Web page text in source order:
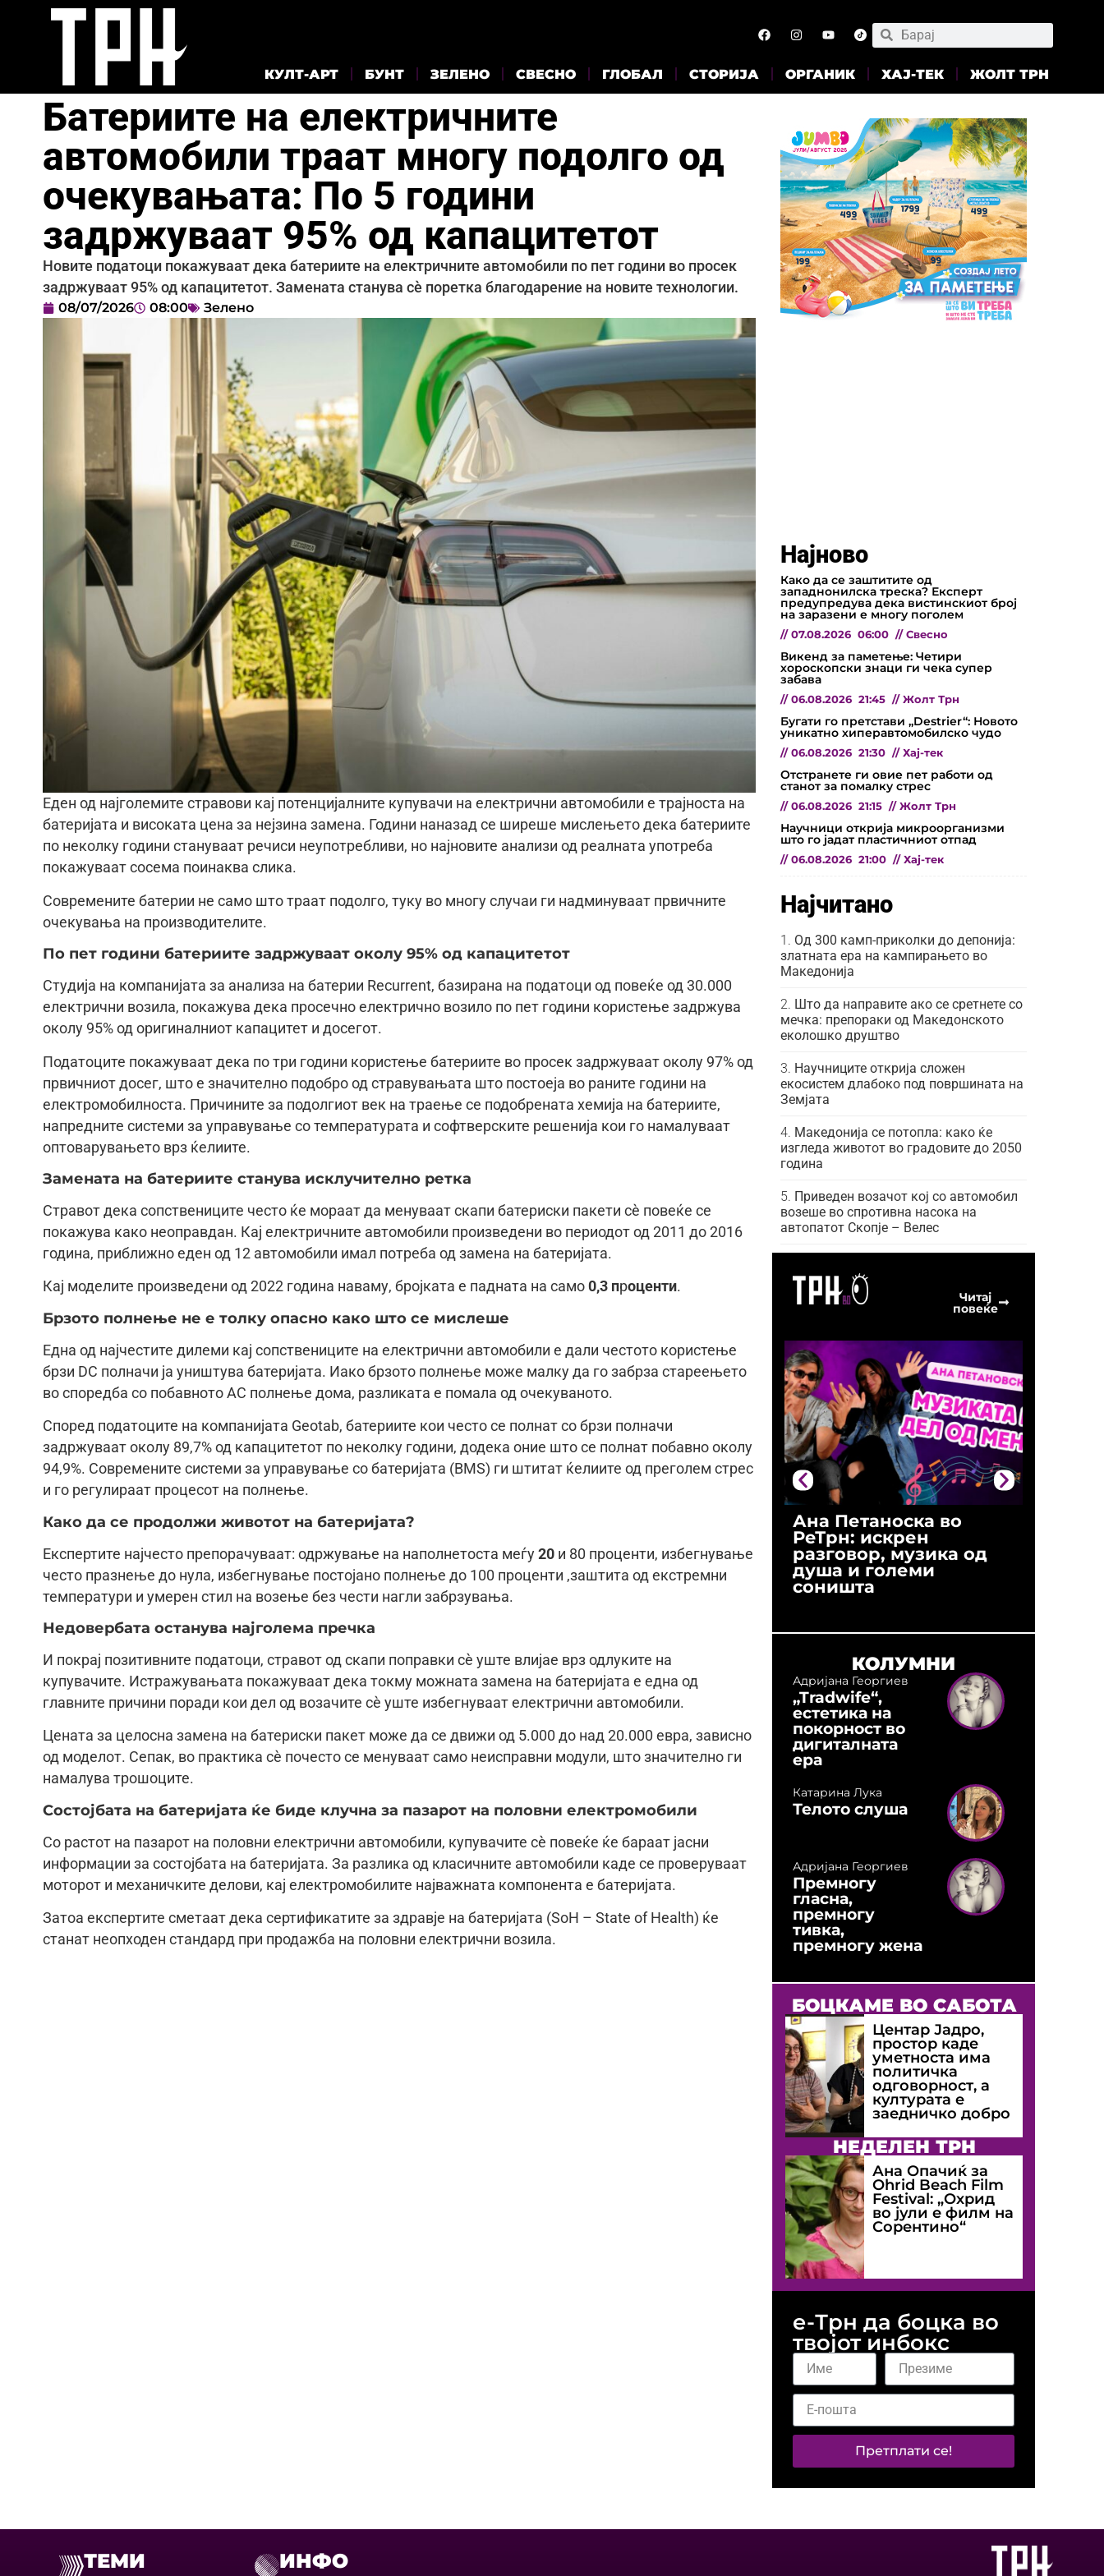
КУЛТ-АРТ БУНТ ЗЕЛЕНО СВЕСНО ГЛОБАЛ СТОРИЈА ОРГАНИК ХАЈ-ТЕК ЖОЛТ ТРН
Батериите на електричните
автомобили траат многу подолго од
очекувањата: По 5 години
задржуваат 95% од капацитетот
Новите податоци покажуваат дека батериите на електричните автомобили по пет години во просек
задржуваат 95% од капацитетот. Замената станува сè поретка благодарение на новите технологии.
08/07/2026 08:00 Зелено
Еден од најголемите стравови кај потенцијалните купувачи на електрични автомобили е трајноста на
батеријата и високата цена за нејзина замена. Години наназад се ширеше мислењето дека батериите
по неколку години стануваат речиси неупотребливи, но најновите анализи од реалната употреба
покажуваат сосема поинаква слика.
Современите батерии не само што траат подолго, туку во многу случаи ги надминуваат првичните
очекувања на производителите.
По пет години батериите задржуваат околу 95% од капацитетот
Студија на компанијата за анализа на батерии Recurrent, базирана на податоци од повеќе од 30.000
електрични возила, покажува дека просечно електрично возило по пет години користење задржува
околу 95% од оригиналниот капацитет и досегот.
Податоците покажуваат дека по три години користење батериите во просек задржуваат околу 97% од
првичниот досег, што е значително подобро од стравувањата што постоеја во раните години на
електромобилноста. Причините за подолгиот век на траење се подобрената хемија на батериите,
напредните системи за управување со температурата и софтверските решенија кои го намалуваат
оптоварувањето врз ќелиите.
Замената на батериите станува исклучително ретка
Стравот дека сопствениците често ќе мораат да менуваат скапи батериски пакети сè повеќе се
покажува како неоправдан. Кај електричните автомобили произведени во периодот од 2011 до 2016
година, приближно еден од 12 автомобили имал потреба од замена на батеријата.
Кај моделите произведени од 2022 година наваму, бројката е падната на само 0,3 проценти.
Брзото полнење не е толку опасно како што се мислеше
Една од најчестите дилеми кај сопствениците на електрични автомобили е дали честото користење
брзи DC полначи ја уништува батеријата. Иако брзото полнење може малку да го забрза стареењето
во споредба со побавното AC полнење дома, разликата е помала од очекуваното.
Според податоците на компанијата Geotab, батериите кои често се полнат со брзи полначи
задржуваат околу 89,7% од капацитетот по неколку години, додека оние што се полнат побавно околу
94,9%. Современите системи за управување со батеријата (BMS) ги штитат ќелиите од преголем стрес
и го регулираат процесот на полнење.
Како да се продолжи животот на батеријата?
Експертите најчесто препорачуваат: одржување на наполнетоста меѓу 20 и 80 проценти, избегнување
често празнење до нула, избегнување постојано полнење до 100 проценти ,заштита од екстремни
температури и умерен стил на возење без чести нагли забрзувања.
Недовербата останува најголема пречка
И покрај позитивните податоци, стравот од скапи поправки сè уште влијае врз одлуките на
купувачите. Истражувањата покажуваат дека токму можната замена на батеријата е една од
главните причини поради кои дел од возачите сè уште избегнуваат електрични автомобили.
Цената за целосна замена на батериски пакет може да се движи од 5.000 до над 20.000 евра, зависно
од моделот. Сепак, во практика сè почесто се менуваат само неисправни модули, што значително ги
намалува трошоците.
Состојбата на батеријата ќе биде клучна за пазарот на половни електромобили
Со растот на пазарот на половни електрични автомобили, купувачите сè повеќе ќе бараат јасни
информации за состојбата на батеријата. За разлика од класичните автомобили каде се проверуваат
моторот и механичките делови, кај електромобилите најважната компонента е батеријата.
Затоа експертите сметаат дека сертификатите за здравје на батеријата (SoH – State of Health) ќе
станат неопходен стандард при продажба на половни електрични возила.
Најново
Како да се заштитите од
западнонилска треска? Експерт
предупредува дека вистинскиот број
на заразени е многу поголем
// 07.08.2026 06:00 // Свесно
Викенд за паметење: Четири
хороскопски знаци ги чека супер
забава
// 06.08.2026 21:45 // Жолт Трн
Бугати го претстави „Destrier“: Новото
уникатно хиперавтомобилско чудо
// 06.08.2026 21:30 // Хај-тек
Отстранете ги овие пет работи од
станот за помалку стрес
// 06.08.2026 21:15 // Жолт Трн
Научници открија микроорганизми
што го јадат пластичниот отпад
// 06.08.2026 21:00 // Хај-тек
Најчитано
Од 300 камп-приколки до депонија:
златната ера на кампирањето во
Македонија
Што да направите ако се сретнете со
мечка: препораки од Македонското
еколошко друштво
Научниците открија сложен
екосистем длабоко под површината на
Земјата
Македонија се потопла: како ќе
изгледа животот во градовите до 2050
година
Приведен возачот кој со автомобил
возеше во спротивна насока на
автопатот Скопје – Велес
Читај
повеќе
Ана Петаноска во
РеТрн: искрен
разговор, музика од
душа и големи
соништа
КОЛУМНИ
Адријана Георгиев
„Tradwife“,
естетика на
покорност во
дигиталната
ера
Катарина Лука
Телото слуша
Адријана Георгиев
Премногу
гласна,
премногу
тивка,
премногу жена
БОЦКАМЕ ВО САБОТА
Центар Јадро,
простор каде
уметноста има
политичка
одговорност, а
културата е
заедничко добро
НЕДЕЛЕН ТРН
Ана Опачиќ за
Оhrid Beach Film
Festival: „Охрид
во јули е филм на
Сорентино“
е-Трн да боцка во
твојот инбокс
Претплати се!
ТЕМИ ИНФО